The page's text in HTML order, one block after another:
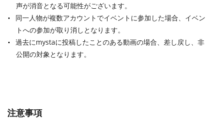
声が消音となる可能性がございます。
同一人物が複数アカウントでイベントに参加した場合、イベン
トへの参加が取り消しとなります。
過去にmystaに投稿したことのある動画の場合、差し戻し、非
公開の対象となります。
注意事項